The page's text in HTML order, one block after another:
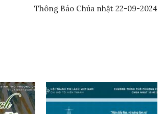
Thông Báo Chúa nhật 22-09-2024